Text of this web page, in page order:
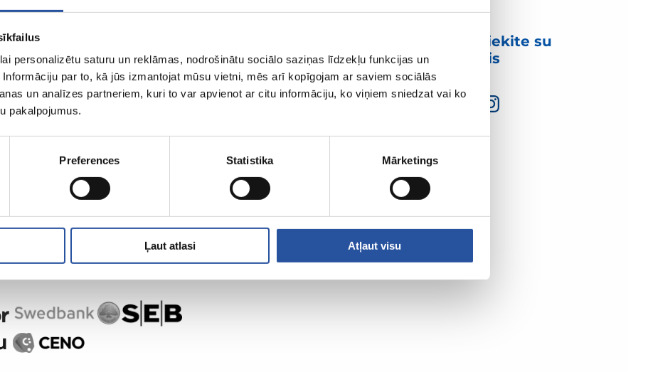
personalizētu saturu un reklāmas, nodrošinātu sociālo saziņas līdzekļu funkcijas un
par to, kā jūs izmantojat mūsu vietni, mēs arī kopīgojam ar saviem sociālās
un analīzes partneriem, kuri to var apvienot ar citu informāciju, ko viņiem sniedzat vai ko
pakalpojumus.
Preferences Statistika Mārketings
Ļaut atlasi Atļaut visu
Susisiekite su
mumis